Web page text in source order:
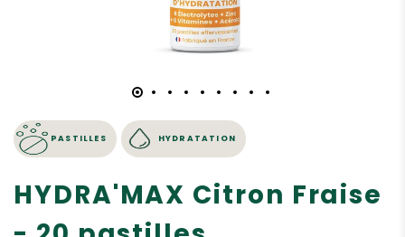
PASTILLES HYDRATATION
HYDRA'MAX Citron Fraise